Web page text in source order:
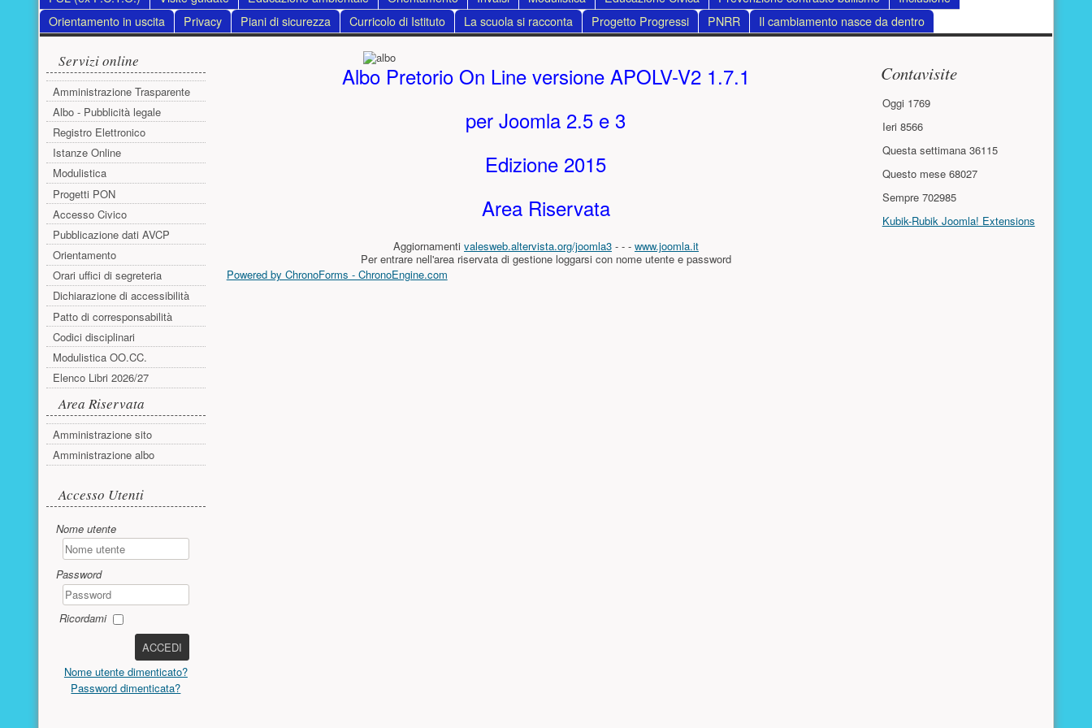
Orientamento in uscita
Privacy Piani di sicurezza Curricolo di Istituto La scuola si racconta Progetto Progressi PNRR Il cambiamento nasce da dentro
Menu laterale
Servizi online
Amministrazione Trasparente
Albo - Pubblicità legale
Registro Elettronico
Istanze Online
Modulistica
Progetti PON
Accesso Civico
Pubblicazione dati AVCP
Orientamento
Orari uffici di segreteria
Dichiarazione di accessibilità
Patto di corresponsabilità
Codici disciplinari
Modulistica OO.CC.
Elenco Libri 2026/27
Area Riservata
Amministrazione sito
Amministrazione albo
Accesso utente
Accesso Utenti
Nome utente
Password
Ricordami
ACCEDI
Nome utente dimenticato?
Password dimenticata?
Contenuto principaleAlbo Pretorio On Line versione APOLV-V2 1.7.1
per Joomla 2.5 e 3
Edizione 2015
Area Riservata
Aggiornamenti valesweb.altervista.org/joomla3- - - www.joomla.it
Per entrare nell'area riservata di gestione loggarsi con nome utente e password
Powered by ChronoForms - ChronoEngine.com
Contavisite
Oggi 1769
Ieri 8566
Questa settimana 36115
Questo mese 68027
Sempre 702985
Kubik-Rubik Joomla! Extensions